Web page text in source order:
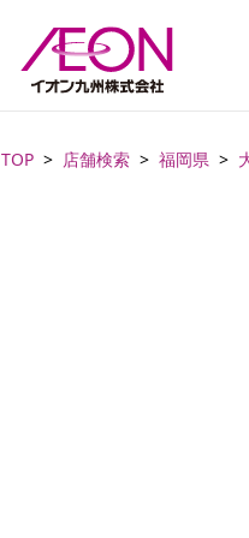
TOP 店舗検索 福岡県